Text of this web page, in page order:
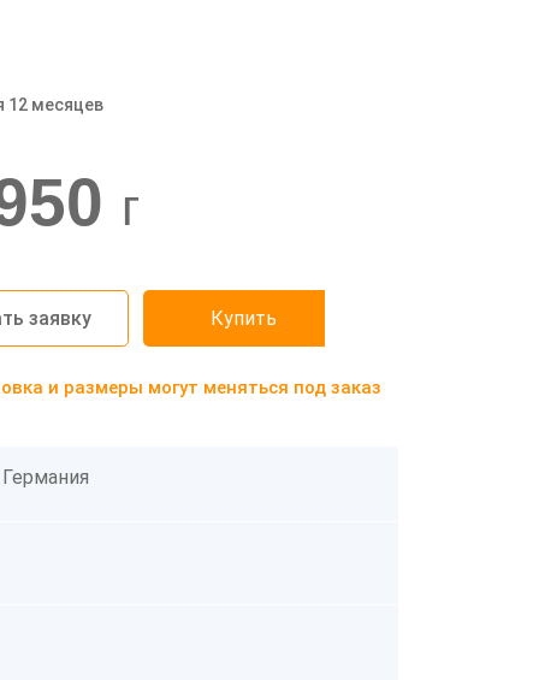
12 месяцев
г
заявку Купить
и размеры могут меняться под заказ